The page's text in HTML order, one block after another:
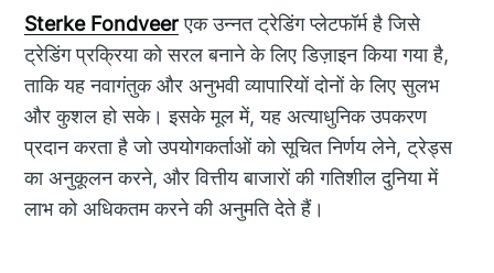
Sterke Fondveerएक उन्नत ट्रेडिंग प्लेटफॉर्म है जिसे
ट्रेडिंग प्रक्रिया को सरल बनाने के लिए डिज़ाइन किया गया है,
ताकि यह नवागंतुक और अनुभवी व्यापारियों दोनों के लिए सुलभ
और कुशल हो सके। इसके मूल में, यह अत्याधुनिक उपकरण
प्रदान करता है जो उपयोगकर्ताओं को सूचित निर्णय लेने, ट्रेड्स
का अनुकूलन करने, और वित्तीय बाजारों की गतिशील दुनिया में
लाभ को अधिकतम करने की अनुमति देते हैं।